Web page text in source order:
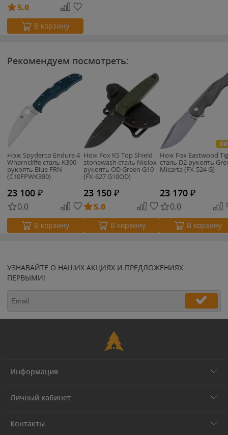
5.0
В корзину
Рекомендуем посмотреть:
Нож Spyderco Endura 4
Wharncliffe сталь K390
рукоять Blue FRN
(C10FPWK390)
23 100 ₽
0.0
В корзину
Нож Fox KS Top Shield
stonewash сталь Niolox
рукоять OD Green G10
(FX-627 G10OD)
23 150 ₽
5.0
В корзину
Нож Fox Eastwood
сталь D2 рукоять
Micarta (FX-524 G)
23 170 ₽
0.0
В корзину
УЗНАВАЙТЕ О НАШИХ АКЦИЯХ И ПРЕДЛОЖЕНИЯХ
ПЕРВЫМИ!
Информация
Личный кабинет
Контакты